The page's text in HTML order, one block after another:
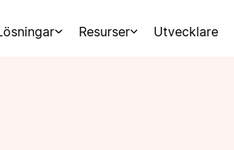
Resurser Utvecklare